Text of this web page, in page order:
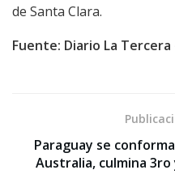
de Santa Clara.
Fuente: Diario La Tercera
Paraguay se
Australia, culmina